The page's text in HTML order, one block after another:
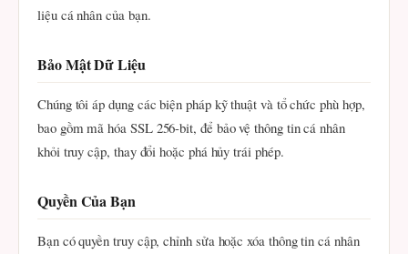
liệu cá nhân của bạn.
Bảo Mật Dữ Liệu
Chúng tôi áp dụng các biện pháp kỹ thuật và tổ chức phù hợp,
bao gồm mã hóa SSL 256-bit, để bảo vệ thông tin cá nhân
khỏi truy cập, thay đổi hoặc phá hủy trái phép.
Quyền Của Bạn
Bạn có quyền truy cập, chỉnh sửa hoặc xóa thông tin cá nhân